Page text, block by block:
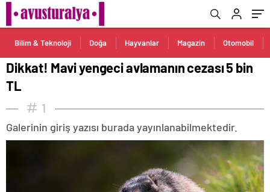
Bilim & Teknoloji Doğa Hayvanlar Magazin Otomobil
Dikkat! Mavi yengeci avlamanın cezası 5 bin
TL
1
Galerinin giriş yazısı burada yayınlanabilmektedir.